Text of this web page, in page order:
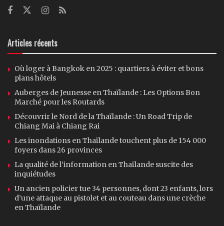
Articles récents
Où loger à Bangkok en 2025 : quartiers à éviter et bons
plans hôtels
Auberges de Jeunesse en Thaïlande : Les Options Bon
Marché pour les Routards
Découvrir le Nord de la Thaïlande : Un Road Trip de
Chiang Mai à Chiang Rai
Les inondations en Thaïlande touchent plus de 154 000
foyers dans 26 provinces
La qualité de l’information en Thaïlande suscite des
inquiétudes
Un ancien policier tue 34 personnes, dont 23 enfants, lors
d’une attaque au pistolet et au couteau dans une crèche
en Thaïlande